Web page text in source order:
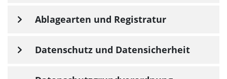
Ablagearten und Registratur
Datenschutz und Datensicherheit